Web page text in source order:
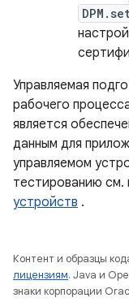
Управляемая
рабочего
является
данным для
управляемом
тестированию см.
устройств .
Контент и образцы
лицензиям. Java и
знаки корпорации